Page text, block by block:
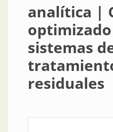
analítica |
sistemas
residuales